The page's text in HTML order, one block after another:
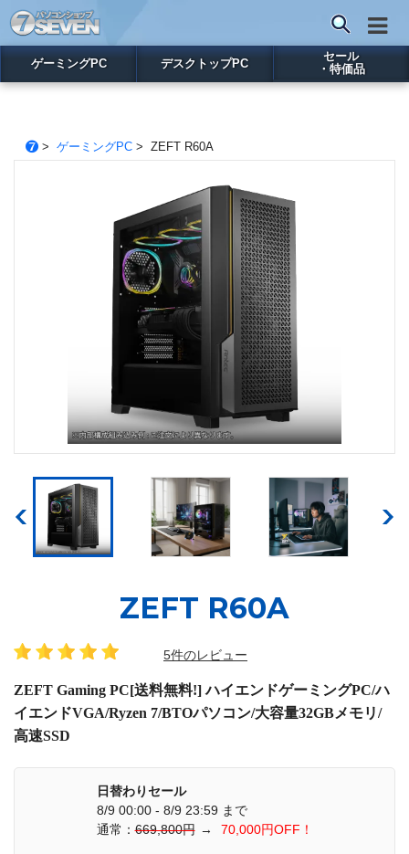
ゲーミングPC デスクトップPC
セール
・特価品
> ゲーミングPC> ZEFT R60A
ZEFT R60A
5件のレビュー
ZEFT Gaming PC[送料無料!] ハイエンドゲーミングPC/ハ
イエンドVGA/Ryzen 7/BTOパソコン/大容量32GBメモリ/
高速SSD
日替わりセール
8/9 00:00 - 8/9 23:59 まで
通常：669,800円 → 70,000円OFF！